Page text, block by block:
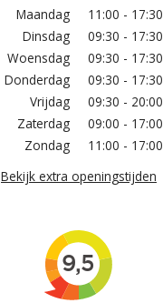
Maandag
11:00 - 17:30
Dinsdag
09:30 - 17:30
Woensdag
09:30 - 17:30
Donderdag
09:30 - 17:30
Vrijdag
09:30 - 20:00
Zaterdag
09:00 - 17:00
Zondag
11:00 - 17:00
Bekijk extra openingstijden